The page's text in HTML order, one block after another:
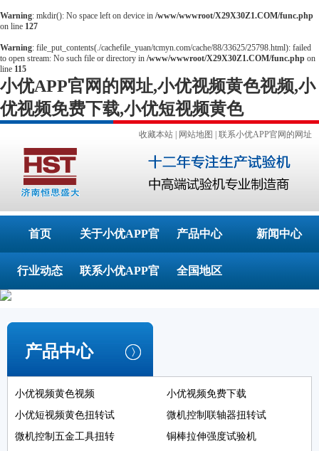
Warning: mkdir(): No space left on device in /www/wwwroot/X29X30Z1.COM/func.php
on line 127
Warning: file_put_contents(./cachefile_yuan/tcmyn.com/cache/88/33625/25798.html): failed
to open stream: No such file or directory in /www/wwwroot/X29X30Z1.COM/func.php on
line 115
小优APP官网的网址,小优视频黄色视频,小
优视频免费下载,小优短视频黄色
收藏本站 网站地图 联系小优APP官网的网址
首页 关于小优APP官
网的网址
产品中心 新闻中心
行业动态 联系小优APP官 全国地区
产品中心
小优视频黄色视频
小优视频免费下载
小优短视频黄色扭转试
微机控制联轴器扭转试
微机控制五金工具扭转
铜棒拉伸强度试验机